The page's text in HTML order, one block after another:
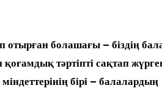
отырған болашағы – біздің
қоғамдық тәртіпті сақтап
бірі – балалардың